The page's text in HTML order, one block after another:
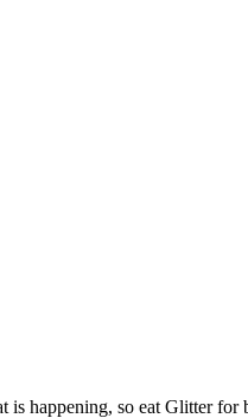
happening, so eat Glitter for